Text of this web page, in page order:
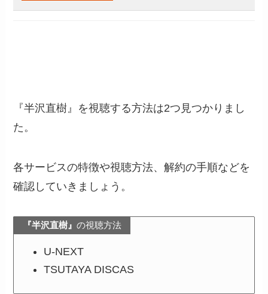
『半沢直樹』を視聴する方法は2つ見つかりまし
た。
各サービスの特徴や視聴方法、解約の手順などを
確認していきましょう。
『半沢直樹』 の視聴方法
U-NEXT
TSUTAYA DISCAS